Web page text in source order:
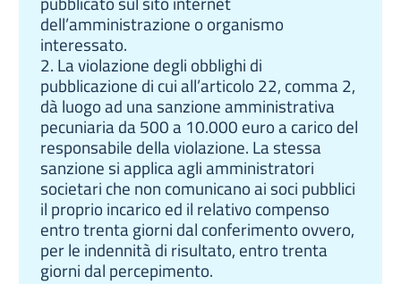
dell’amministrazione o organismo
interessato.
2. La violazione degli obblighi di
pubblicazione di cui all’articolo 22, comma 2,
dà luogo ad una sanzione amministrativa
pecuniaria da 500 a 10.000 euro a carico del
responsabile della violazione. La stessa
sanzione si applica agli amministratori
societari che non comunicano ai soci pubblici
il proprio incarico ed il relativo compenso
entro trenta giorni dal conferimento ovvero,
per le indennità di risultato, entro trenta
giorni dal percepimento.